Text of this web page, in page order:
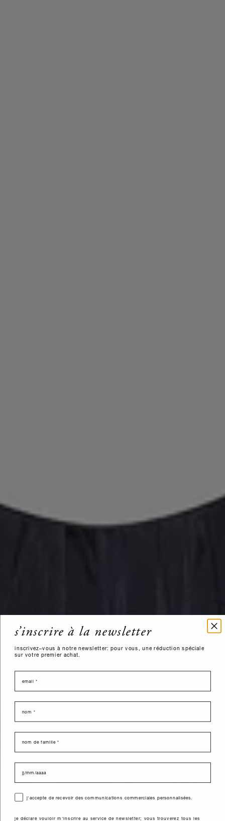
s’inscrire à la newsletter
inscrivez–vous à notre newsletter: pour vous, une réduction spéciale
sur votre premier achat.
email
nome
last name
data di nascita
consensoj'accepte de recevoir des communications commerciales personnalisées.
je déclare vouloir m'inscrire au service de newsletter; vous trouverez tous les